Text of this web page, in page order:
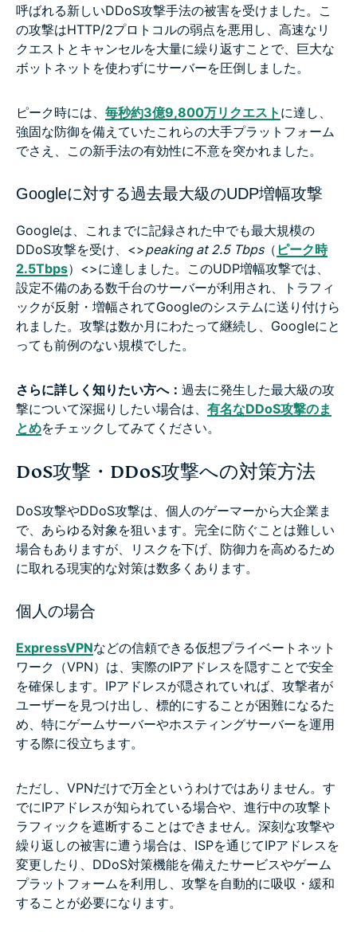
呼ばれる新しいDDoS攻撃手法の被害を受けました。こ
の攻撃はHTTP/2プロトコルの弱点を悪用し、高速なリ
クエストとキャンセルを大量に繰り返すことで、巨大な
ボットネットを使わずにサーバーを圧倒しました。
ピーク時には、 毎秒約3億9,800万リクエスト に達し、
強固な防御を備えていたこれらの大手プラットフォーム
でさえ、この新手法の有効性に不意を突かれました。
Googleに対する過去最大級のUDP増幅攻撃
Googleは、これまでに記録された中でも最大規模の
DDoS攻撃を受け、<>peaking at 2.5 Tbps（ ピーク時
2.5Tbps）<>に達しました。このUDP増幅攻撃では、
設定不備のある数千台のサーバーが利用され、トラフィ
ックが反射・増幅されてGoogleのシステムに送り付けら
れました。攻撃は数か月にわたって継続し、Googleにと
っても前例のない規模でした。
さらに詳しく知りたい方へ： 過去に発生した最大級の攻
撃について深掘りしたい場合は、 有名なDDoS攻撃のま
とめをチェックしてみてください。
DoS攻撃・DDoS攻撃への対策方法
DoS攻撃やDDoS攻撃は、個人のゲーマーから大企業ま
で、あらゆる対象を狙います。完全に防ぐことは難しい
場合もありますが、リスクを下げ、防御力を高めるため
に取れる現実的な対策は数多くあります。
個人の場合
ExpressVPNなどの信頼できる仮想プライベートネット
ワーク（VPN）は、実際のIPアドレスを隠すことで安全
を確保します。IPアドレスが隠されていれば、攻撃者が
ユーザーを見つけ出し、標的にすることが困難になるた
め、特にゲームサーバーやホスティングサーバーを運用
する際に役立ちます。
ただし、VPNだけで万全というわけではありません。す
でにIPアドレスが知られている場合や、進行中の攻撃ト
ラフィックを遮断することはできません。深刻な攻撃や
繰り返しの被害に遭う場合は、ISPを通じてIPアドレスを
変更したり、DDoS対策機能を備えたサービスやゲーム
プラットフォームを利用し、攻撃を自動的に吸収・緩和
することが必要になります。